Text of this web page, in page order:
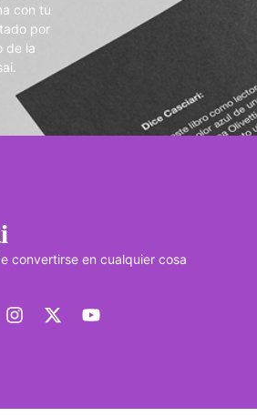
con tu
por
de la
convertirse en cualquier cosa